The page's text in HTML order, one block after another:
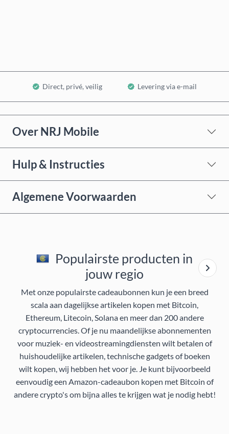
Direct, privé, veilig Levering via e-mail
Over NRJ Mobile
Hulp & Instructies
Algemene Voorwaarden
Populairste producten in
jouw regio
Met onze populairste cadeaubonnen kun je een breed
scala aan dagelijkse artikelen kopen met Bitcoin,
Ethereum, Litecoin, Solana en meer dan 200 andere
cryptocurrencies. Of je nu maandelijkse abonnementen
voor muziek- en videostreamingdiensten wilt betalen of
huishoudelijke artikelen, technische gadgets of boeken
wilt kopen, wij hebben het voor je. Je kunt bijvoorbeeld
eenvoudig een Amazon-cadeaubon kopen met Bitcoin of
andere crypto's om bijna alles te krijgen wat je nodig hebt!